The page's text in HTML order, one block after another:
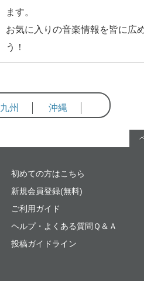
ます。
お気に入りの音楽情報を皆に広
う！
九州 沖縄
初めての方はこちら
新規会員登録(無料)
ご利用ガイド
ヘルプ・よくある質問Ｑ＆Ａ
投稿ガイドライン